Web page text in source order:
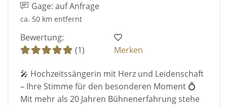
Gage: auf Anfrage
ca. 50 km entfernt
Bewertung:
(1)
Merken
🎤 Hochzeitssängerin mit Herz und Leidenschaft
– Ihre Stimme für den besonderen Moment 💍
Mit mehr als 20 Jahren Bühnenerfahrung stehe